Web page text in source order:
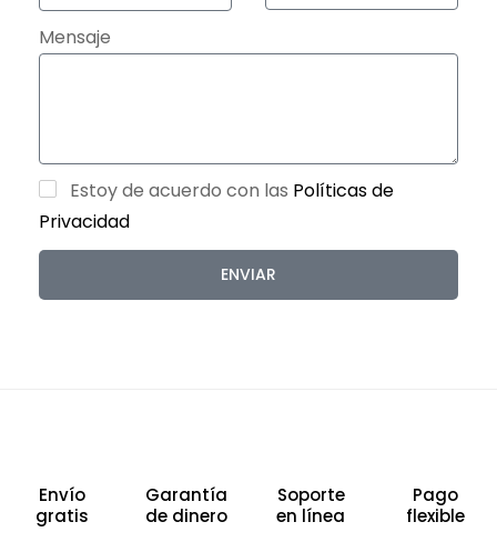
Mensaje
Estoy de acuerdo con las Políticas de
Privacidad
ENVIAR
Envío
gratis
Garantía
de dinero
Soporte
en línea
Pago
flexible